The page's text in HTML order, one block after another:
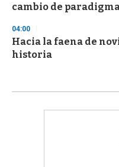
cambio de
04:00
Hacia la faena de
historia